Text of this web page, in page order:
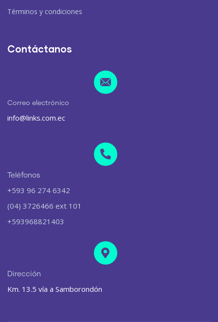
Términos y condiciones
Contáctanos
Correo electrónico
info@links.com.ec
Teléfonos
+593 96 274 6342
(04) 3726466 ext 101
+593968821403
Dirección
Km. 13.5 vía a Samborondón